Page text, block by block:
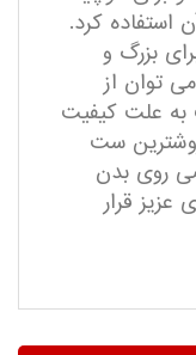
استفاده کرد.
بزرگ و
توان از
به علت کیفیت
ست
روی بدن
عزیز قرار